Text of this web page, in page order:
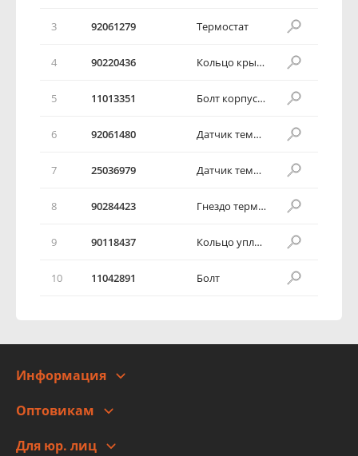
3 92061279 Термостат
4 90220436 Кольцо крышки термостата
5 11013351 Болт корпуса термостата
6 92061480 Датчик температуры жидкости
7 25036979 Датчик температуры жидкости
8 90284423 Гнездо термостата
9 90118437 Кольцо уплотнительное термостата
10 11042891 Болт
Информация
Адреса
Новости
Оптовикам
Для юр. лиц